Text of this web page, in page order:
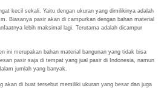
kecil sekali. Yaitu dengan ukuran yang dimilikinya adalah
Biasanya pasir akan di campurkan dengan bahan material
lebih maksimal lagi. Terutama adalah dicampur
ini merupakan bahan material bangunan yang tidak bisa
pasir saja di tempat yang jual pasir di Indonesia, namun
jumlah yang banyak.
akan di buat tersebut memiliki ukuran yang besar dan juga